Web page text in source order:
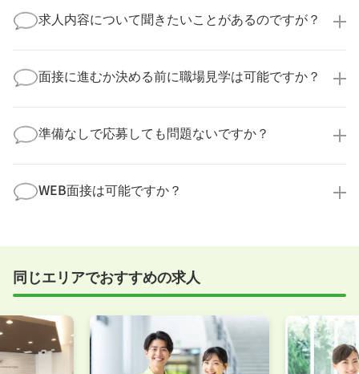
業様に個人情報が送られることはありません！
より詳細な求人情報をご確認いただいた上で、転職希
求人内容について聞きたいことがあるのですが？
してお答えいたします。
勤務体制や職場の雰囲気、研修制度など、どんな小さ
す！
面接に進むか決める前に職場見学は可能ですか？
積極的に受け入れています。実際の職場環境や働く人
の様子を見ることで、より安心してご判断いただけま
ださい！
準備なしで応募しても問題ないですか？
まで、一からサポートいたします。「転職を考え始め
たばかり」「何から始めればいいか分からない」とい
WEB面接は可能ですか？
すめしていますが、企業様によってはWEB面接を導入
事前に確認することは可能ですので、お気軽にお申し
付けください！
同じエリアでおすすめの求人